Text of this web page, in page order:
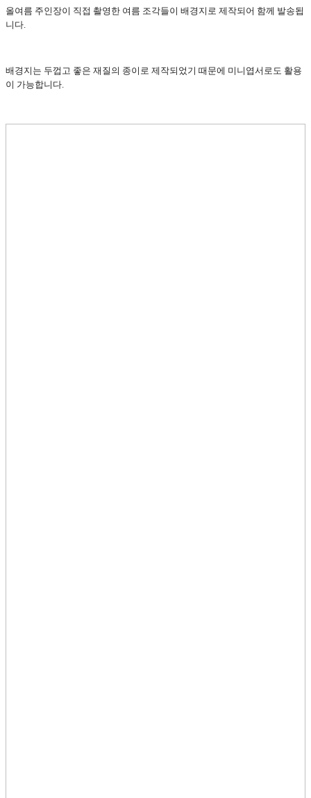
올여름 주인장이 직접 촬영한 여름 조각들이 배경지로 제작되어 함께 발송됩
니다.
배경지는 두껍고 좋은 재질의 종이로 제작되었기 때문에 미니엽서로도 활용
이 가능합니다.